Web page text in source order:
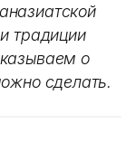
традиции
о
сделать.